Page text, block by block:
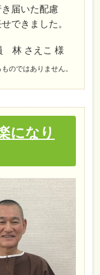
届いた配慮
できました。
林 さえこ 様
のではありません。
になり